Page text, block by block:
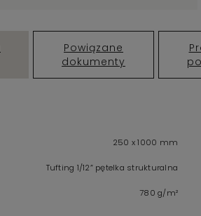
Powiązane
dokumenty
250 x 1000 mm
Tufting 1/12” pętelka strukturalna
780 g/m²